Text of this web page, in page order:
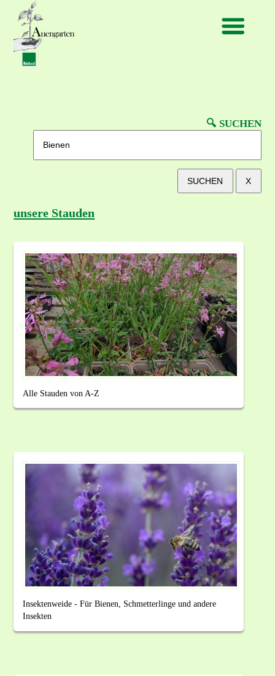
🔍︎ SUCHEN
SUCHEN X
unsere Stauden
Alle Stauden von A-Z
Insektenweide - Für Bienen, Schmetterlinge und andere
Insekten